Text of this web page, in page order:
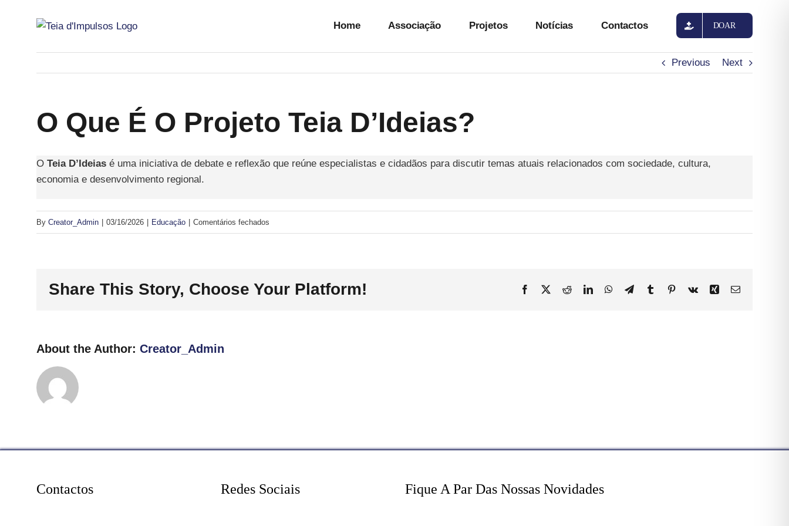
Home Associação Projetos Notícias Contactos DOAR
Previous Next
O Que É O Projeto Teia D’Ideias?
O Teia D’Ideiasé uma iniciativa de debate e reflexão que reúne especialistas e cidadãos para discutir temas atuais relacionados com sociedade, cultura,
economia e desenvolvimento regional.
By Creator_Admin 03/16/2026 Educação Comentários fechados
o
Share This Story, Choose Your Platform! Facebook
X RedditLinkedInWhatsApp
TelegramTumblrPinterest
Vk Xing Email
About the Author: Creator_Admin
Contactos Redes Sociais Fique A Par Das Nossas Novidades